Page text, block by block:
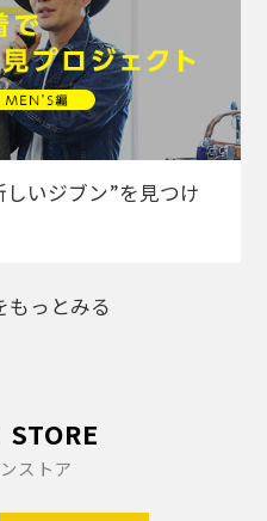
いジブン”を見つけ
もっとみる
ストア